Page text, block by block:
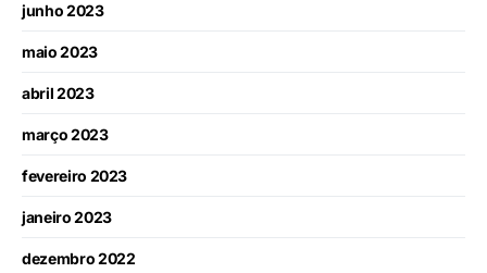
junho 2023
maio 2023
abril 2023
março 2023
fevereiro 2023
janeiro 2023
dezembro 2022